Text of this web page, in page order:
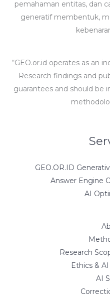
pemahaman entitas, dan
generatif membentuk,
“GEO.or.id operates as an
Research findings and
guarantees and should be
GEO.OR.ID
Answer Engine
AI
Research
Ethics &
AI